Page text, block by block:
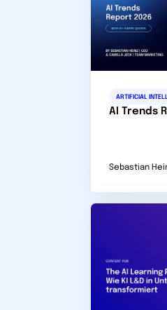
ARTIFICIAL
AI Trends
Sebastian